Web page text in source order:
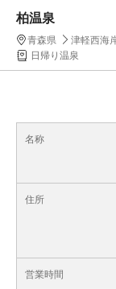
柏温泉
青森県
津軽西海
日帰り温泉
名称
住所
営業時間